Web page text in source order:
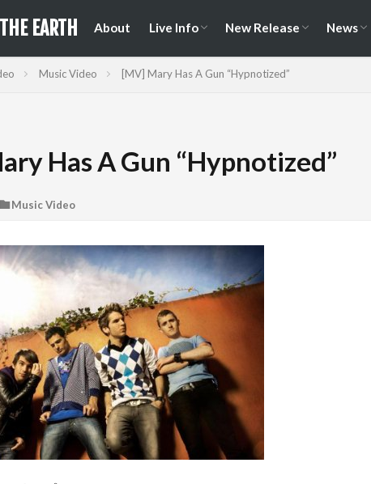
EARTH About Live Info New Release News
Music Video [MV] Mary Has A Gun “Hypnotized”
Has A Gun “Hypnotized”
Music Video